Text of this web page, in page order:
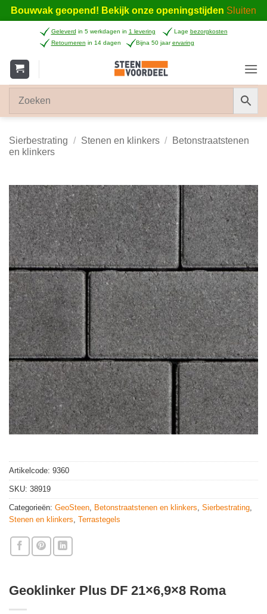
Bouwvak geopend! Bekijk onze openingstijden Sluiten
inhoud
Geleverd in 5 werkdagen in 1 levering Lage bezorgkosten
Retourneren in 14 dagen Bijna 50 jaarervaring
Sierbestrating / Stenen en klinkers /
Betonstraatstenen
en klinkers
Artikelcode: 9360
SKU: 38919
Categorieën: GeoSteen Betonstraatstenen en klinkers Sierbestrating
Stenen en klinkers Terrastegels
Geoklinker Plus DF 21×6,9×8 Roma